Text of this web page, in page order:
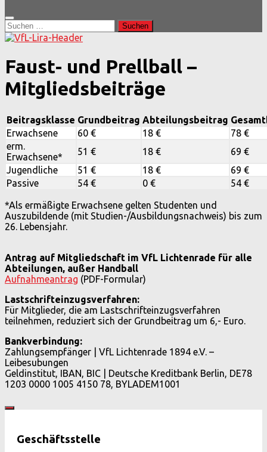
Suchen
nach:
Faust- und Prellball –
Mitgliedsbeiträge
Beitragsklasse Grundbeitrag Abteilungsbeitrag
Erwachsene
60 € 18 €
78 €
erm.
Erwachsene*
51 € 18 €
69 €
Jugendliche
51 € 18 €
69 €
Passive
54 € 0 € 54 €
*Als ermäßigte Erwachsene gelten Studenten und
Auszubildende (mit Studien-/Ausbildungsnachweis) bis zum
26. Lebensjahr.
Antrag auf Mitgliedschaft im VfL Lichtenrade für alle
Abteilungen, außer Handball
Aufnahmeantrag (PDF-Formular)
Lastschrifteinzugsverfahren:
Für Mitglieder, die am Lastschrifteinzugsverfahren
teilnehmen, reduziert sich der Grundbeitrag um 6,- Euro.
Bankverbindung:
Zahlungsempfänger | VfL Lichtenrade 1894 e.V. –
Leibesubungen
Geldinstitut, IBAN, BIC | Deutsche Kreditbank Berlin, DE78
1203 0000 1005 4150 78, BYLADEM1001
Geschäftsstelle